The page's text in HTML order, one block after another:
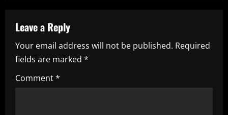
v
i
g
a
Leave a Reply
Your email address will not be published. Required
fields are marked *
Comment*